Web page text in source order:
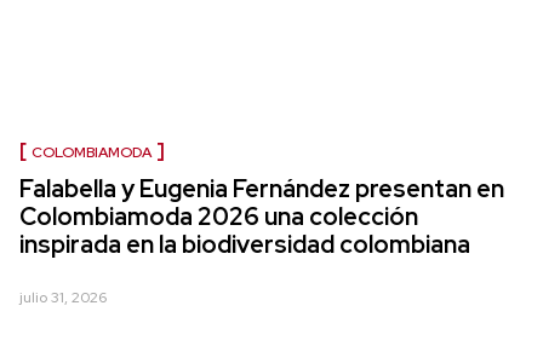
COLOMBIAMODA
Falabella y Eugenia Fernández presentan en
Colombiamoda 2026 una colección
inspirada en la biodiversidad colombiana
julio 31, 2026